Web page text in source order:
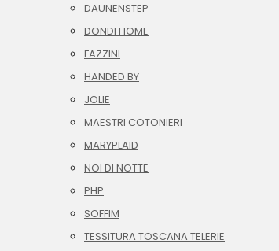
DAUNENSTEP
DONDI HOME
FAZZINI
HANDED BY
JOLIE
MAESTRI COTONIERI
MARYPLAID
NOI DI NOTTE
PHP
SOFFIM
TESSITURA TOSCANA TELERIE